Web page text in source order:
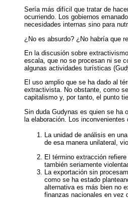
Sería más difícil que tratar de
ocurriendo. Los gobiernos
necesidades internas sino para
¿No es absurdo? ¿No habría que
En la discusión sobre
escala, que no se procesan ni se
algunas actividades turísticas
El uso amplio que se ha dado al
extractivista. No obstante, como
capitalismo y, por tanto, el punto
Sin duda Gudynas es quien se ha
la elaboración. Los
La unidad de análisis en
de esa manera unilateral,
El término extracción
también seriamente
La exportación sin
como se ha estado
alternativa es más bien no
finanzas nacionales en vez